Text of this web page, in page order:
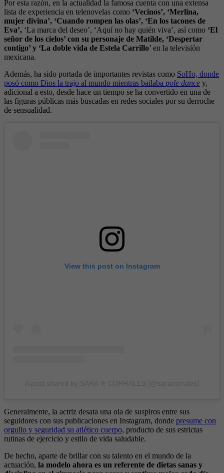
Por esta razón, en la actualidad la famosa cuenta con una extensa
lista de experiencia en telenovelas como ‘Vecinos’, ‘Merlina,
mujer divina’, ‘Cuando rompen las olas’, ‘En los tacones de
Eva’, ‘La marca del deseo’, ‘Aquí no hay quién viva’, así como ‘El
señor de los cielos’ con su personaje de Matilde, ‘Despertar
contigo’ y ‘La doble vida de Estela Carrillo’ en la televisión
mexicana.
Además, ha sido portada de importantes revistas como SoHo, donde
posó como Dios la trajo al mundo mientras bailaba pole dance y,
adicional a esto, desde hace un tiempo se ha convertido en una de
las figuras públicas más buscadas en redes sociales por su derroche
de sensualidad.
View this post on Instagram
Generalmente, la actriz desata una ola de suspiros entre sus
seguidores con sus publicaciones en Instagram, donde presume con
orgullo y seguridad su atlético cuerpo, producto de sus estrictas
rutinas de ejercicio y estilo de vida saludable.
De hecho, aparte de brillar con su talento en el mundo de la
actuación, la modelo ahora es un referente de dietas sanas y